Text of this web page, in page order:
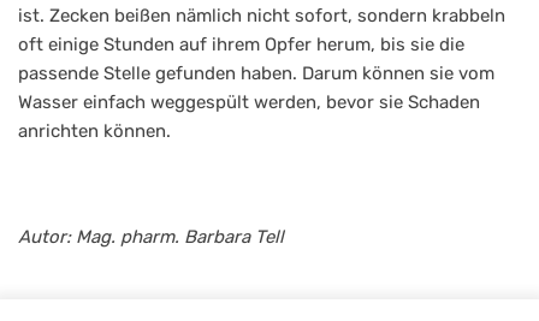
ist. Zecken beißen nämlich nicht sofort, sondern krabbeln
oft einige Stunden auf ihrem Opfer herum, bis sie die
passende Stelle gefunden haben. Darum können sie vom
Wasser einfach weggespült werden, bevor sie Schaden
anrichten können.
Autor: Mag. pharm. Barbara Tell